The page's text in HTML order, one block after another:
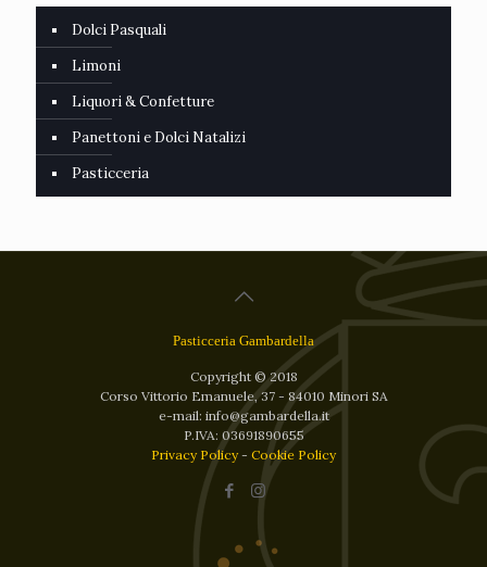
Dolci Pasquali
Limoni
Liquori & Confetture
Panettoni e Dolci Natalizi
Pasticceria
Pasticceria Gambardella
Copyright © 2018
Corso Vittorio Emanuele, 37 - 84010 Minori SA
e-mail: info@gambardella.it
P.IVA: 03691890655
Privacy Policy- Cookie Policy